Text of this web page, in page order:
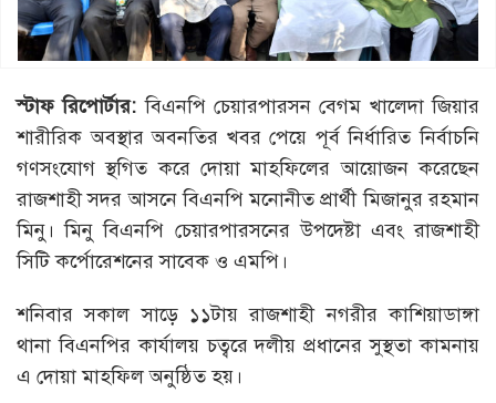
স্টাফ রিপোর্টার: বিএনপি চেয়ারপারসন বেগম খালেদা জিয়ার
শারীরিক অবস্থার অবনতির খবর পেয়ে পূর্ব নির্ধারিত নির্বাচনি
গণসংযোগ স্থগিত করে দোয়া মাহফিলের আয়োজন করেছেন
রাজশাহী সদর আসনে বিএনপি মনোনীত প্রার্থী মিজানুর রহমান
মিনু। মিনু বিএনপি চেয়ারপারসনের উপদেষ্টা এবং রাজশাহী
সিটি কর্পোরেশনের সাবেক ও এমপি।
শনিবার সকাল সাড়ে ১১টায় রাজশাহী নগরীর কাশিয়াডাঙ্গা
থানা বিএনপির কার্যালয় চত্বরে দলীয় প্রধানের সুস্থতা কামনায়
এ দোয়া মাহফিল অনুষ্ঠিত হয়।